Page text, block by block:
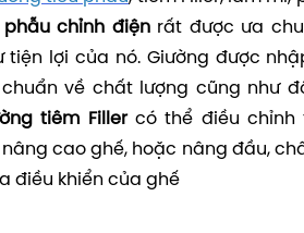
phẫu chỉnh điệnrất được ưa
tiện lợi của nó. Giường được
về chất lượng cũng như
tiêm Fillercó thể điều chỉnh
cao ghế, hoặc nâng đầu,
điều khiển của ghế